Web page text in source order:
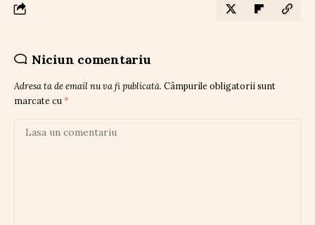
Niciun comentariu
Adresa ta de email nu va fi publicată. Câmpurile obligatorii sunt
marcate cu *